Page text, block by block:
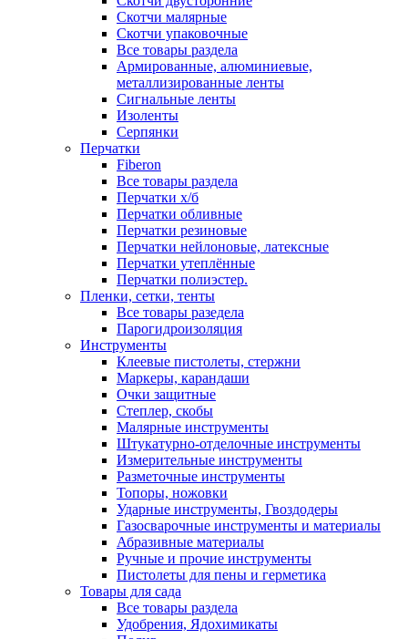
Скотчи малярные
Скотчи упаковочные
Все товары раздела
Армированные, алюминиевые,
металлизированные ленты
Сигнальные ленты
Изоленты
Серпянки
Перчатки
Fiberon
Все товары раздела
Перчатки х/б
Перчатки обливные
Перчатки резиновые
Перчатки нейлоновые, латексные
Перчатки утеплённые
Перчатки полиэстер.
Пленки, сетки, тенты
Все товары разедела
Парогидроизоляция
Инструменты
Клеевые пистолеты, стержни
Маркеры, карандаши
Очки защитные
Степлер, скобы
Малярные инструменты
Штукатурно-отделочные инструменты
Измерительные инструменты
Разметочные инструменты
Топоры, ножовки
Ударные инструменты, Гвоздодеры
Газосварочные инструменты и материалы
Абразивные материалы
Ручные и прочие инструменты
Пистолеты для пены и герметика
Товары для сада
Все товары раздела
Удобрения, Ядохимикаты